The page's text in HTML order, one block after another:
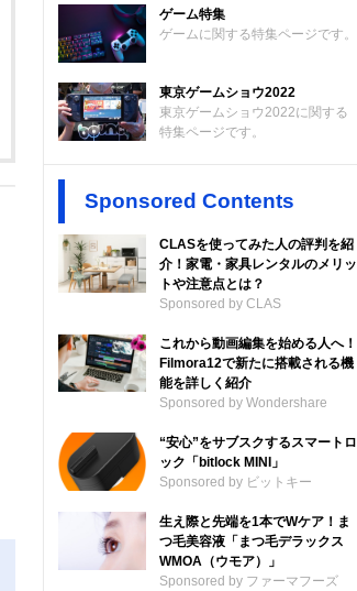
ゲーム特集
ゲームに関する特集ページです。
東京ゲームショウ2022
東京ゲームショウ2022に関する
特集ページです。
Sponsored Contents
CLASを使ってみた人の評判を紹
介！家電・家具レンタルのメリッ
トや注意点とは？
Sponsored by CLAS
これから動画編集を始める人へ！
Filmora12で新たに搭載される機
能を詳しく紹介
Sponsored by Wondershare
“安心”をサブスクするスマートロ
ック「bitlock MINI」
Sponsored by ビットキー
生え際と先端を1本でWケア！ま
つ毛美容液「まつ毛デラックス
WMOA（ウモア）」
Sponsored by ファーマフーズ